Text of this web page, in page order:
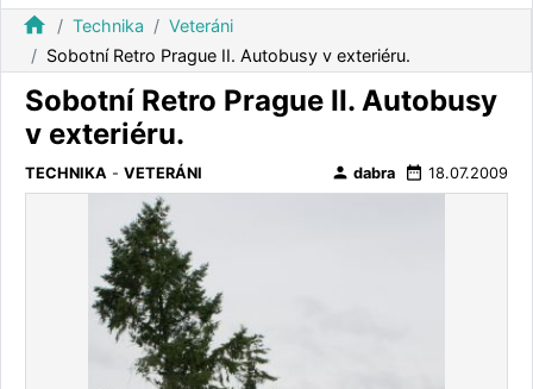
home Technika
Veteráni
Sobotní Retro Prague II. Autobusy v exteriéru.
Sobotní Retro Prague II. Autobusy
v exteriéru.
TECHNIKA - VETERÁNI person dabra date_range 18.07.2009